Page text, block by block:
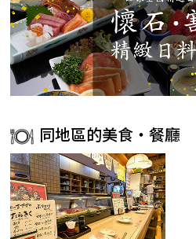
同地區的美食・餐廳